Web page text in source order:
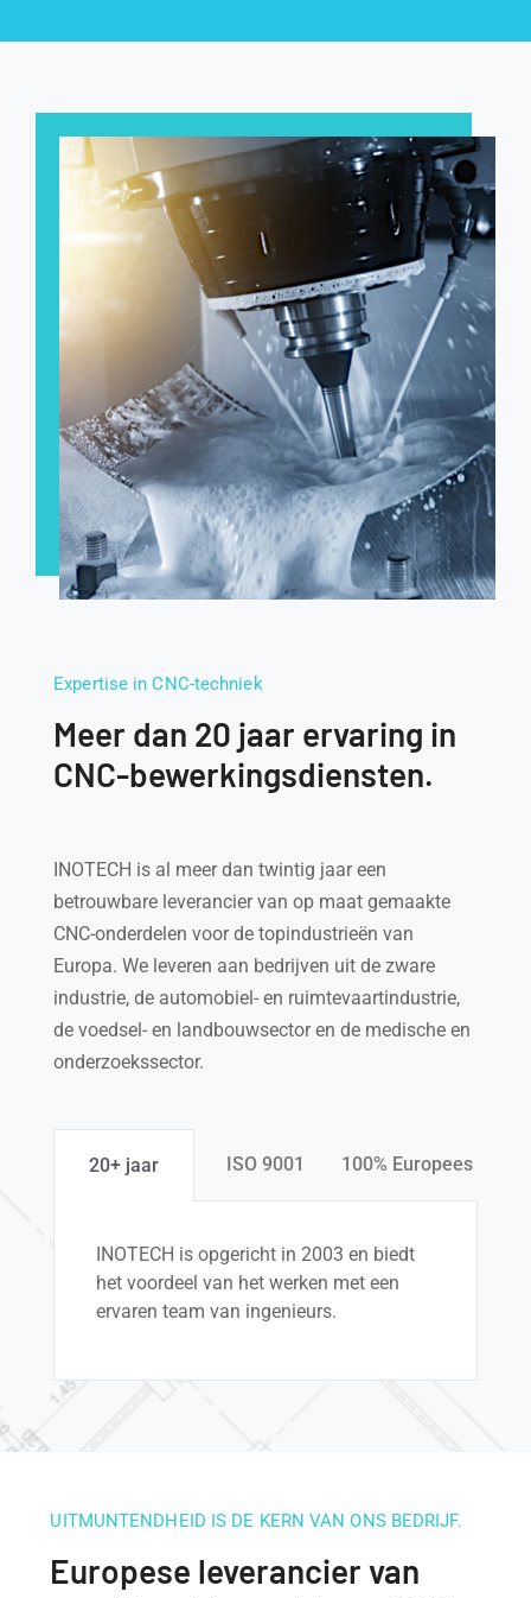
Expertise in CNC-techniek
Meer dan 20 jaar ervaring in
CNC-bewerkingsdiensten.
INOTECH is al meer dan twintig jaar een
betrouwbare leverancier van op maat gemaakte
CNC-onderdelen voor de topindustrieën van
Europa. We leveren aan bedrijven uit de zware
industrie, de automobiel- en ruimtevaartindustrie,
de voedsel- en landbouwsector en de medische en
onderzoekssector.
20+ jaar ISO 9001 100% Europees
INOTECH is opgericht in 2003 en biedt
het voordeel van het werken met een
ervaren team van ingenieurs.
UITMUNTENDHEID IS DE KERN VAN ONS BEDRIJF.
Europese leverancier van